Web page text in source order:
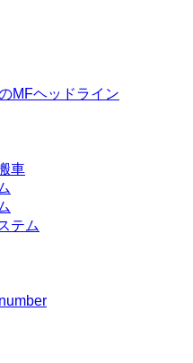
MFヘッドライン
車
テム